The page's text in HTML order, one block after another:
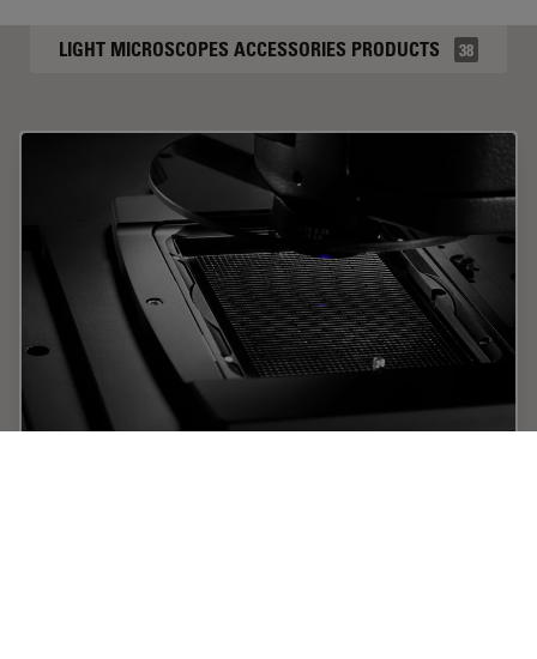
LIGHT MICROSCOPES ACCESSORIES PRODUCTS 38